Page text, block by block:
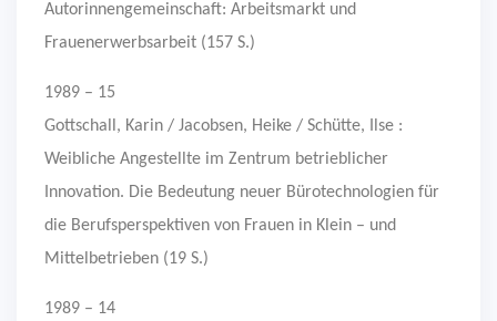
Autorinnengemeinschaft: Arbeitsmarkt und
Frauenerwerbsarbeit (157 S.)
1989 – 15
Gottschall, Karin / Jacobsen, Heike / Schütte, Ilse :
Weibliche Angestellte im Zentrum betrieblicher
Innovation. Die Bedeutung neuer Bürotechnologien für
die Berufsperspektiven von Frauen in Klein – und
Mittelbetrieben (19 S.)
1989 – 14